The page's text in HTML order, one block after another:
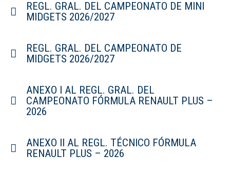
REGL. GRAL. DEL CAMPEONATO DE MINI
MIDGETS 2026/2027
REGL. GRAL. DEL CAMPEONATO DE
MIDGETS 2026/2027
ANEXO I AL REGL. GRAL. DEL
CAMPEONATO FÓRMULA RENAULT PLUS –
2026
ANEXO II AL REGL. TÉCNICO FÓRMULA
RENAULT PLUS – 2026